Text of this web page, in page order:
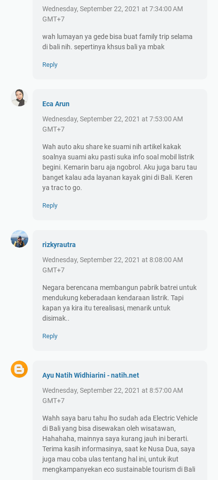
Wednesday, September 22, 2021 at 7:34:00 AM
GMT+7
wah lumayan ya gede bisa buat family trip selama
di bali nih. sepertinya khsus bali ya mbak
Reply
Eca Arun
Wednesday, September 22, 2021 at 7:53:00 AM
GMT+7
Wah auto aku share ke suami nih artikel kakak
soalnya suami aku pasti suka info soal mobil listrik
begini. Kemarin baru aja ngobrol. Aku juga baru tau
banget kalau ada layanan kayak gini di Bali. Keren
ya trac to go.
Reply
rizkyrautra
Wednesday, September 22, 2021 at 8:08:00 AM
GMT+7
Negara berencana membangun pabrik batrei untuk
mendukung keberadaan kendaraan listrik. Tapi
kapan ya kira itu terealisasi, menarik untuk
disimak..
Reply
Ayu Natih Widhiarini - natih.net
Wednesday, September 22, 2021 at 8:57:00 AM
GMT+7
Wahh saya baru tahu lho sudah ada Electric Vehicle
di Bali yang bisa disewakan oleh wisatawan,
Hahahaha, mainnya saya kurang jauh ini berarti.
Terima kasih informasinya, saat ke Nusa Dua, saya
juga mau coba ulas tentang hal ini, untuk ikut
mengkampanyekan eco sustainable tourism di Bali